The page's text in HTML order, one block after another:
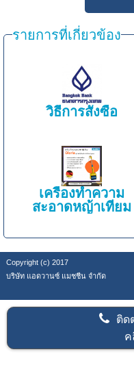
รายการที่เกี่ยวข้อง
วิธีการสั่งซื้อ
เครื่องทำความ
สะอาดหญ้าเทียม
Copyright (c) 2017
บริษัท แอดวานซ์ แมชชีน จำกัด
ติด
ค